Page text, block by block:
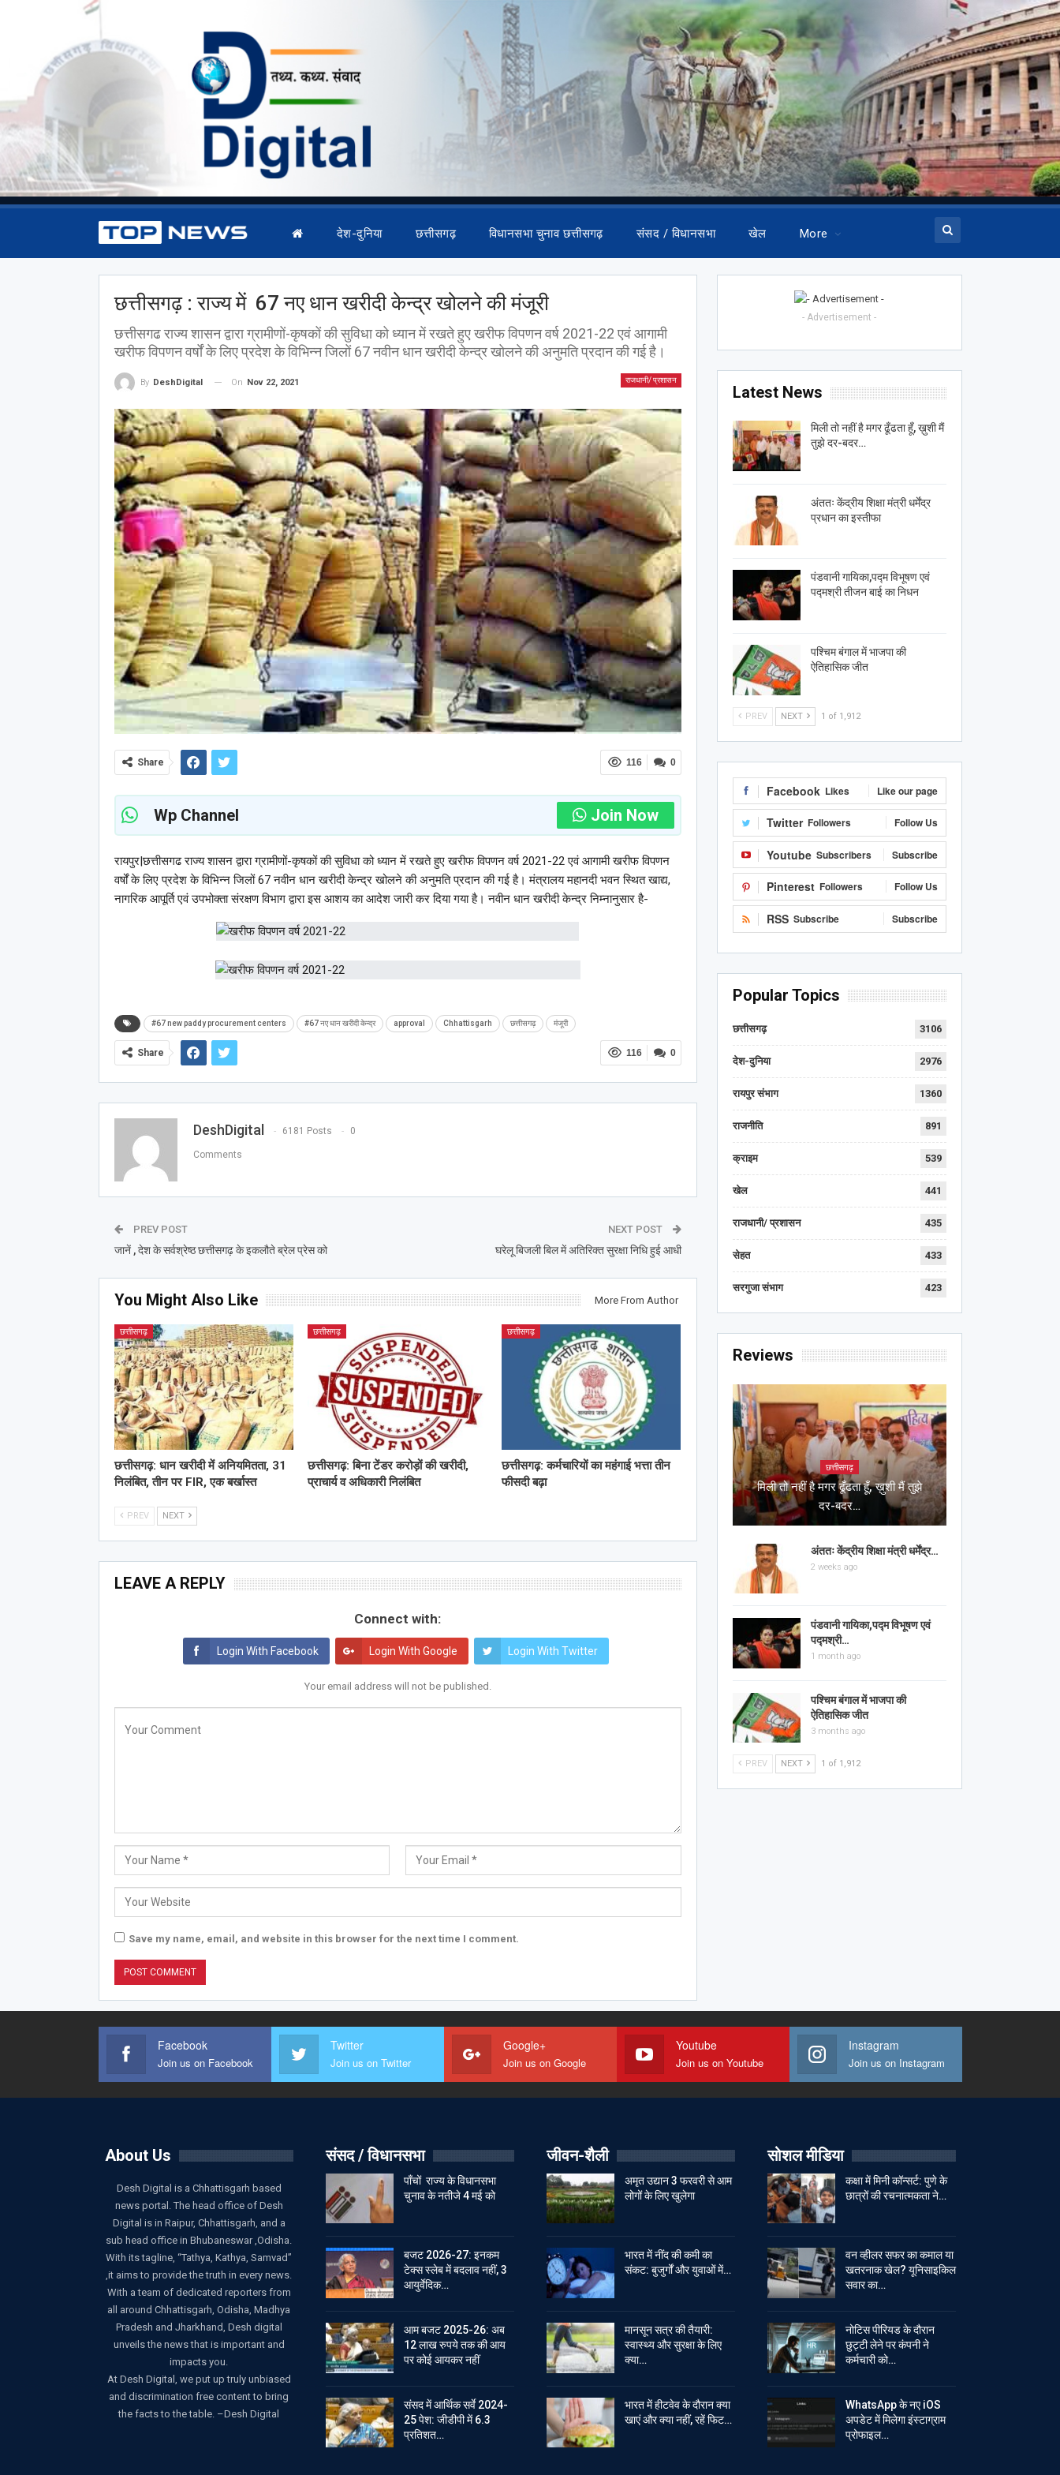
देश-दुनिया छत्तीसगढ़ विधानसभा चुनाव छत्तीसगढ़ संसद / विधानसभा खेल More
छत्तीसगढ़ : राज्य में 67 नए धान खरीदी केन्द्र खोलने की मंजूरी
छत्तीसगढ राज्य शासन द्वारा ग्रामीणों-कृषकों की सुविधा को ध्यान में रखते हुए खरीफ विपणन वर्ष 2021-22 एवं आगामी
खरीफ विपणन वर्षों के लिए प्रदेश के विभिन्न जिलों 67 नवीन धान खरीदी केन्द्र खोलने की अनुमति प्रदान की गई है।
राजधानी/ प्रशासन
By DeshDigital On Nov 22, 2021
0
116
Share
Wp Channel Join Now
रायपुर|छत्तीसगढ राज्य शासन द्वारा ग्रामीणों-कृषकों की सुविधा को ध्यान में रखते हुए खरीफ विपणन वर्ष 2021-22 एवं आगामी खरीफ विपणन
वर्षों के लिए प्रदेश के विभिन्न जिलों 67 नवीन धान खरीदी केन्द्र खोलने की अनुमति प्रदान की गई है। मंत्रालय महानदी भवन स्थित खाद्य,
नागरिक आपूर्ति एवं उपभोक्ता संरक्षण विभाग द्वारा इस आशय का आदेश जारी कर दिया गया है। नवीन धान खरीदी केन्द्र निम्नानुसार है-
#67 new paddy procurement centers #67 नए धान खरीदी केन्द्र approval Chhattisgarh छत्तीसगढ़ मंजूरी
0
116
Share
DeshDigital 6181 Posts 0
Comments
PREV POST
जानें , देश के सर्वश्रेष्ठ छत्तीसगढ़ के इकलौते ब्रेल प्रेस को
NEXT POST
घरेलू बिजली बिल में अतिरिक्त सुरक्षा निधि हुई आधी
You Might Also Like More From Author
छत्तीसगढ़
छत्तीसगढ़: धान खरीदी में अनियमितता, 31
निलंबित, तीन पर FIR, एक बर्खास्त
छत्तीसगढ़
छत्तीसगढ़: बिना टेंडर करोड़ों की खरीदी,
प्राचार्य व अधिकारी निलंबित
छत्तीसगढ़
छत्तीसगढ़: कर्मचारियों का महंगाई भत्ता तीन
फीसदी बढ़ा
PREV NEXT
LEAVE A REPLY
Connect with:
Login With Facebook Login With Google Login With Twitter
Your email address will not be published.
Save my name, email, and website in this browser for the next time I comment.
- Advertisement -
Latest News
मिली तो नहीं है मगर ढूँढता हूँ, ख़ुशी मैं
तुझे दर-बदर…
अंततः केंद्रीय शिक्षा मंत्री धर्मेंद्र
प्रधान का इस्तीफा
पंडवानी गायिका,पद्म विभूषण एवं
पद्मश्री तीजन बाई का निधन
पश्चिम बंगाल में भाजपा की
ऐतिहासिक जीत
PREV NEXT 1 of 1,912
Facebook Likes Like our page
Twitter Followers Follow Us
Youtube Subscribers Subscribe
Pinterest Followers Follow Us
RSS Subscribe Subscribe
Popular Topics
छत्तीसगढ़ 3106
देश-दुनिया 2976
रायपुर संभाग 1360
राजनीति 891
क्राइम 539
खेल 441
राजधानी/ प्रशासन 435
सेहत 433
सरगुजा संभाग 423
Reviews
छत्तीसगढ़
मिली तो नहीं है मगर ढूँढता हूँ, ख़ुशी मैं तुझे
दर-बदर…
अंततः केंद्रीय शिक्षा मंत्री धर्मेंद्र…
2 weeks ago
पंडवानी गायिका,पद्म विभूषण एवं
पद्मश्री…
1 month ago
पश्चिम बंगाल में भाजपा की
ऐतिहासिक जीत
3 months ago
PREV NEXT 1 of 1,912
Facebook
Join us on Facebook
Twitter
Join us on Twitter
Google+
Join us on Google
Youtube
Join us on Youtube
Instagram
Join us on Instagram
About Us
Desh Digital is a Chhattisgarh based
news portal. The head office of Desh
Digital is in Raipur, Chhattisgarh, and a
sub head office in Bhubaneswar ,Odisha.
With its tagline, “Tathya, Kathya, Samvad”
,it aims to provide the truth in every news.
With a team of dedicated reporters from
all around Chhattisgarh, Odisha, Madhya
Pradesh and Jharkhand, Desh digital
unveils the news that is important and
impacts you.
At Desh Digital, we put up truly unbiased
and discrimination free content to bring
the facts to the table. –Desh Digital
संसद / विधानसभा
पाँचों राज्य के विधानसभा
चुनाव के नतीजे 4 मई को
बजट 2026-27: इनकम
टेक्स स्लेब में बदलाव नहीं, 3
आयुर्वेदिक…
आम बजट 2025-26: अब
12 लाख रुपये तक की आय
पर कोई आयकर नहीं
संसद में आर्थिक सर्वे 2024-
25 पेश: जीडीपी में 6.3
प्रतिशत…
जीवन-शैली
अमृत उद्यान 3 फरवरी से आम
लोगों के लिए खुलेगा
भारत में नींद की कमी का
संकट: बुजुर्गों और युवाओं में…
मानसून सत्र की तैयारी:
स्वास्थ्य और सुरक्षा के लिए
क्या…
भारत में हीटवेव के दौरान क्या
खाएं और क्या नहीं, रहें फिट…
सोशल मीडिया
कक्षा में मिनी कॉन्सर्ट: पुणे के
छात्रों की रचनात्मकता ने…
वन व्हीलर सफर का कमाल या
खतरनाक खेल? यूनिसाइकिल
सवार का…
नोटिस पीरियड के दौरान
छुट्टी लेने पर कंपनी ने
कर्मचारी को…
WhatsApp के नए iOS
अपडेट में मिलेगा इंस्टाग्राम
प्रोफाइल…